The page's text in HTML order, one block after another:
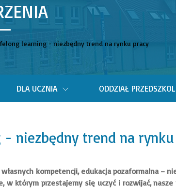
learning - niezbędny trend na rynku pracy
DLA UCZNIA ODDZIAŁ
niezbędny trend na
kompetencji, edukacja pozaformalna –
w którym przestajemy się uczyć i rozwijać,